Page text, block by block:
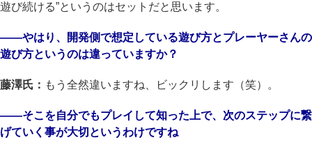
遊び続ける”というのはセットだと思います。
――やはり、開発側で想定している遊び方とプレーヤーさんの
遊び方というのは違っていますか？
藤澤氏： もう全然違いますね、ビックリします（笑）。
――そこを自分でもプレイして知った上で、次のステップに繋
げていく事が大切というわけですね